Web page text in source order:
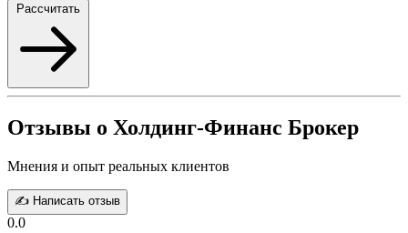
Рассчитать
Отзывы о Холдинг-Финанс Брокер
Мнения и опыт реальных клиентов
✍️ Написать отзыв
0.0